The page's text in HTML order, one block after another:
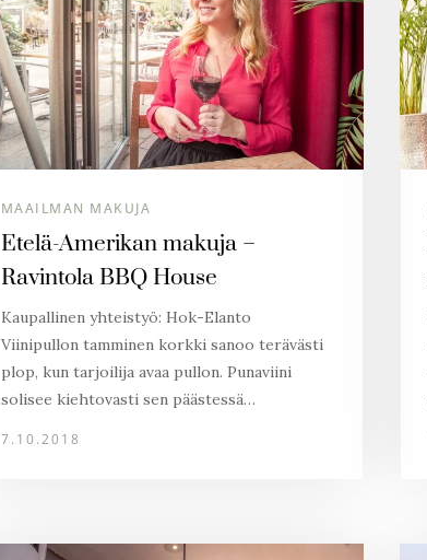
MAAILMAN MAKUJA
Etelä-Amerikan makuja –
Ravintola BBQ House
Kaupallinen yhteistyö: Hok-Elanto
Viinipullon tamminen korkki sanoo terävästi
plop, kun tarjoilija avaa pullon. Punaviini
solisee kiehtovasti sen päästessä…
7.10.2018